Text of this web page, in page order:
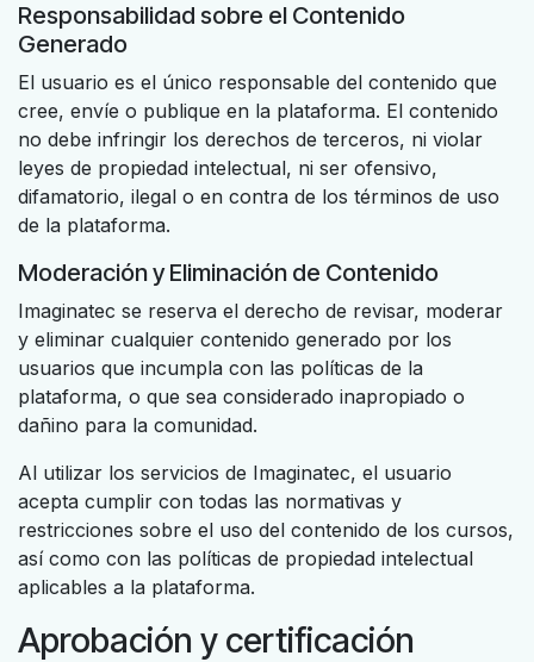
Responsabilidad sobre el Contenido
Generado
El usuario es el único responsable del contenido que
cree, envíe o publique en la plataforma. El contenido
no debe infringir los derechos de terceros, ni violar
leyes de propiedad intelectual, ni ser ofensivo,
difamatorio, ilegal o en contra de los términos de uso
de la plataforma.
Moderación y Eliminación de Contenido
Imaginatec se reserva el derecho de revisar, moderar
y eliminar cualquier contenido generado por los
usuarios que incumpla con las políticas de la
plataforma, o que sea considerado inapropiado o
dañino para la comunidad.
Al utilizar los servicios de Imaginatec, el usuario
acepta cumplir con todas las normativas y
restricciones sobre el uso del contenido de los cursos,
así como con las políticas de propiedad intelectual
aplicables a la plataforma.
Aprobación y certificación